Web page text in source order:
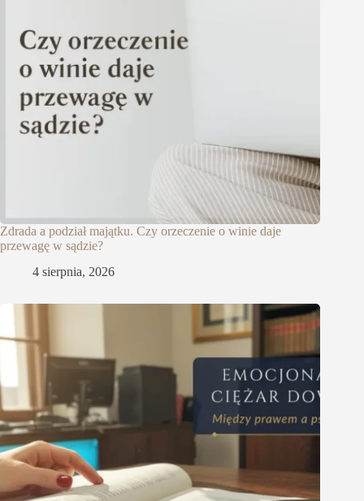
Zdrada a podział majątku. Czy orzeczenie o winie daje
przewagę w sądzie?
4 sierpnia, 2026